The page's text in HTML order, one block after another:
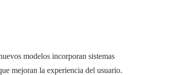
modelos incorporan sistemas
mejoran la experiencia del usuario.